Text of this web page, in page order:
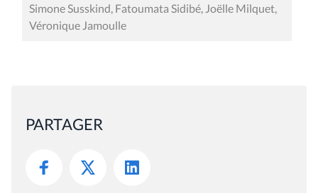
Simone Susskind, Fatoumata Sidibé, Joëlle Milquet,
Véronique Jamoulle
PARTAGER